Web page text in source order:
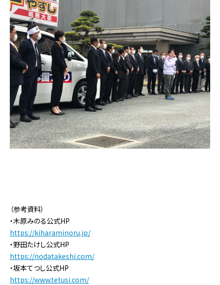
（参考資料）
・木原みのる公式HP
https://kiharaminoru.jp/
・野田たけし公式HP
https://nodatakeshi.com/
・坂本てつし公式HP
https://www.tetusi.com/